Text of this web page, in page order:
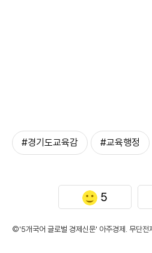
#경기도교육감 #교육행정
5
©'5개국어 글로벌 경제신문' 아주경제. 무단전